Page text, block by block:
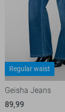
Regular waist
Geisha Jeans
89,99